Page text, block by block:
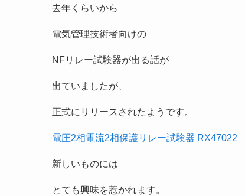
去年くらいから
電気管理技術者向けの
NFリレー試験器が出る話が
出ていましたが、
正式にリリースされたようです。
電圧2相電流2相保護リレー試験器 RX47022
新しいものには
とても興味を惹かれます。